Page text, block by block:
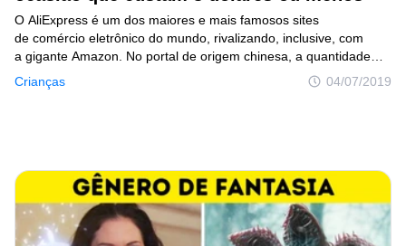
Crianças 04/07/2019
O AliExpress é um dos maiores e mais famosos sites
de comércio eletrônico do mundo, rivalizando, inclusive, com
a gigante Amazon. No portal de origem chinesa, a quantidade
de artigos é medida em centenas de milhões. E, segundo dados
recentes, quase 12 milhões de brasileiros já o acessaram para
pelo site sem um produto específico em mente, mas apenas
em busca de alguma oportunidade interessante. E muita gente
costuma pensar no AliExpress como um canal que só oferece
produtos inúteis. Pois nós garantimos que não. Dá para